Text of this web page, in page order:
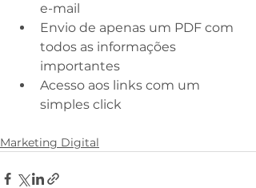
e-mail
Envio de apenas um PDF com
todos as informações
importantes
Acesso aos links com um
simples click
Marketing Digital